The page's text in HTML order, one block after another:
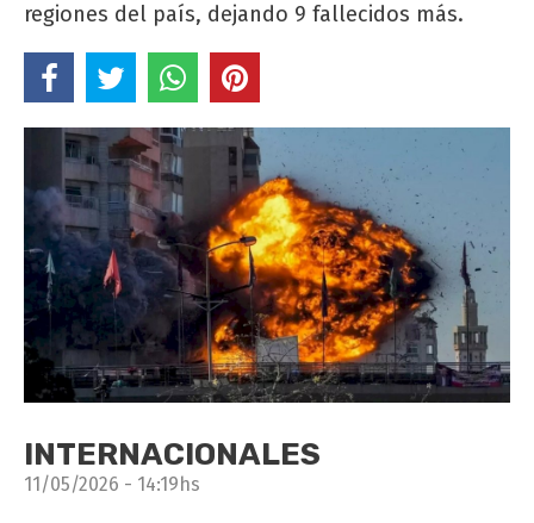
regiones del país, dejando 9 fallecidos más.
INTERNACIONALES
11/05/2026 - 14:19hs